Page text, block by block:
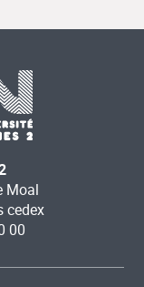
Moal
cedex
00